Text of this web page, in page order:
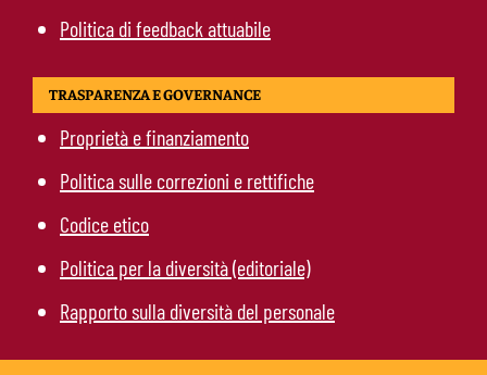
Politica di feedback attuabile
TRASPARENZA E GOVERNANCE
Proprietà e finanziamento
Politica sulle correzioni e rettifiche
Codice etico
Politica per la diversità (editoriale)
Rapporto sulla diversità del personale